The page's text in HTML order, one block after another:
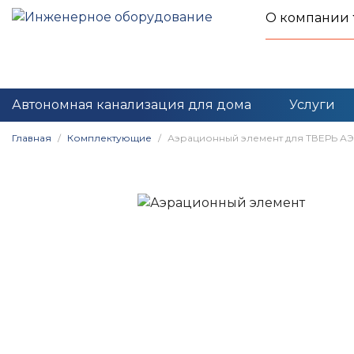
О компании
Автономная канализация для дома Услуги
Главная Комплектующие Аэрационный элемент для ТВЕРЬ